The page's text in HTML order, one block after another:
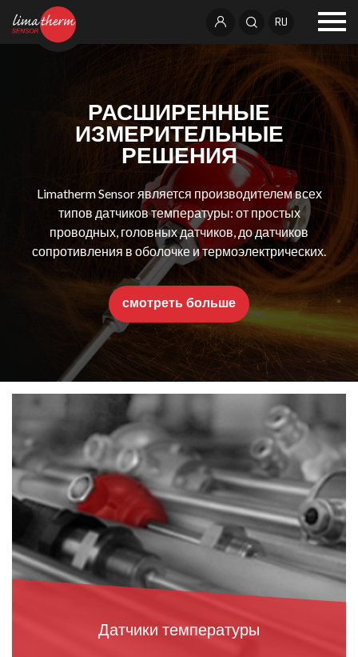
RU
РАСШИРЕННЫЕ
ИЗМЕРИТЕЛЬНЫЕ
РЕШЕНИЯ
Limatherm Sensor является производителем всех
типов датчиков температуры: от простых
проводных, головных датчиков, до датчиков
сопротивления в оболочке и термоэлектрических.
смотреть больше
Датчики температуры